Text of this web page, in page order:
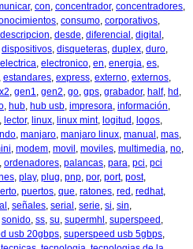
, con, concentrador, concentradores,
, consumo, corporativos,
descripcion, desde, diferencial , digital ,
dispositivos, disqueteras, duplex, duro,
electrica, electronico, en, energia, es,
estandares, express, externo, externos,
, gen1, gen2, go, gps, grabador, half, hd ,
, hub, hub usb, impresora, información,
, lector, linux, linux mint, logitud , logos,
, manjaro, manjaro linux, manual , mas,
, modem, movil , moviles, multimedia, no,
, ordenadores, palancas, para, pci, pci
, play, plug, pnp, por, port, post,
, puertos, que, ratones, red , redhat,
, señales, serial , serie, si, sin,
sonido, ss, su, supermhl , superspeed ,
usb 20gbps, superspeed usb 5gbps,